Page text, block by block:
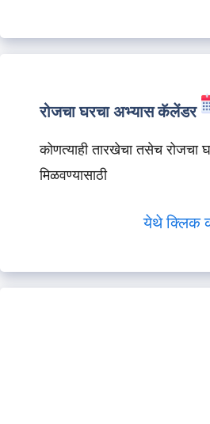
रोजचा घरचा अभ्यास कॅलेंडर
कोणत्याही तारखेचा तसेच रोजचा
मिळवण्यासाठी
येथे क्लिक